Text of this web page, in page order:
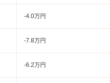
-4.0万円
-7.8万円
-6.2万円